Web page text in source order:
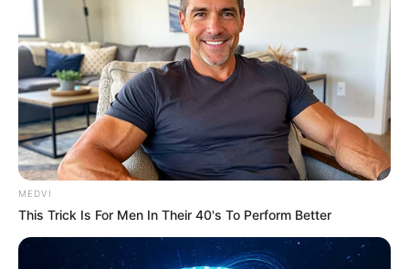
MEDVI
This Trick Is For Men In Their 40's To Perform Better